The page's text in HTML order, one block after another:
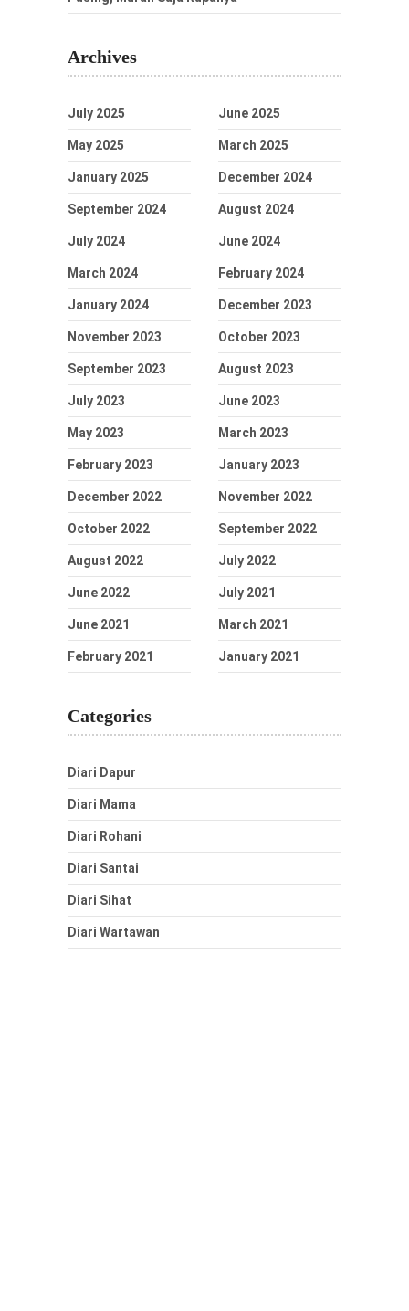
Archives
July 2025 June 2025
May 2025 March 2025
January 2025 December 2024
September 2024 August 2024
July 2024 June 2024
March 2024 February 2024
January 2024 December 2023
November 2023 October 2023
September 2023 August 2023
July 2023 June 2023
May 2023 March 2023
February 2023 January 2023
December 2022 November 2022
October 2022 September 2022
August 2022 July 2022
June 2022 July 2021
June 2021 March 2021
February 2021 January 2021
Categories
Diari Dapur
Diari Mama
Diari Rohani
Diari Santai
Diari Sihat
Diari Wartawan